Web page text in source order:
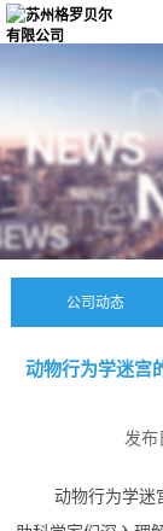
公司动态
动物行为学迷宫
发布
动物行为学迷